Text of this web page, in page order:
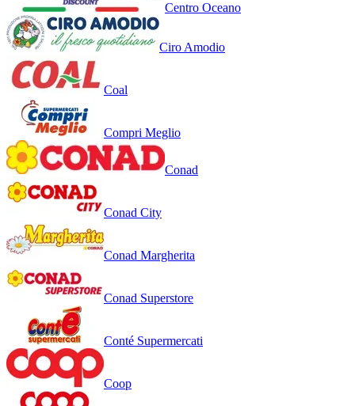
Centro Oceano
Ciro Amodio
Coal
Compri Meglio
Conad
Conad City
Conad Margherita
Conad Superstore
Conté Supermercati
Coop